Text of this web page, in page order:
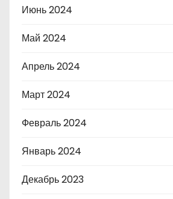
Июнь 2024
Май 2024
Апрель 2024
Март 2024
Февраль 2024
Январь 2024
Декабрь 2023